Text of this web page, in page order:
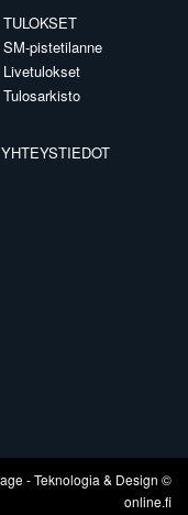
TULOKSET
SM-pistetilanne
Livetulokset
Tulosarkisto
YHTEYSTIEDOT
- Teknologia & Design ©
online.fi